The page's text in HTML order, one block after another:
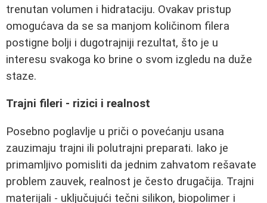
trenutan volumen i hidrataciju. Ovakav pristup
omogućava da se sa manjom količinom filera
postigne bolji i dugotrajniji rezultat, što je u
interesu svakoga ko brine o svom izgledu na duže
staze.
Trajni fileri - rizici i realnost
Posebno poglavlje u priči o povećanju usana
zauzimaju trajni ili polutrajni preparati. Iako je
primamljivo pomisliti da jednim zahvatom rešavate
problem zauvek, realnost je često drugačija. Trajni
materijali - uključujući tečni silikon, biopolimer i